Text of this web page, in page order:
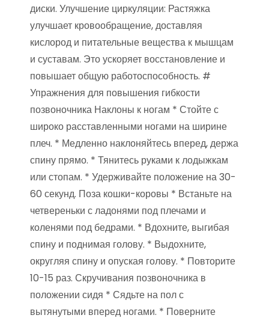
диски. Улучшение циркуляции: Растяжка
улучшает кровообращение, доставляя
кислород и питательные вещества к мышцам
и суставам. Это ускоряет восстановление и
повышает общую работоспособность. #
Упражнения для повышения гибкости
позвоночника Наклоны к ногам * Стойте с
широко расставленными ногами на ширине
плеч. * Медленно наклоняйтесь вперед, держа
спину прямо. * Тянитесь руками к лодыжкам
или стопам. * Удерживайте положение на 30-
60 секунд. Поза кошки-коровы * Встаньте на
четвереньки с ладонями под плечами и
коленями под бедрами. * Вдохните, выгибая
спину и поднимая голову. * Выдохните,
округляя спину и опуская голову. * Повторите
10-15 раз. Скручивания позвоночника в
положении сидя * Сядьте на пол с
вытянутыми вперед ногами. * Поверните